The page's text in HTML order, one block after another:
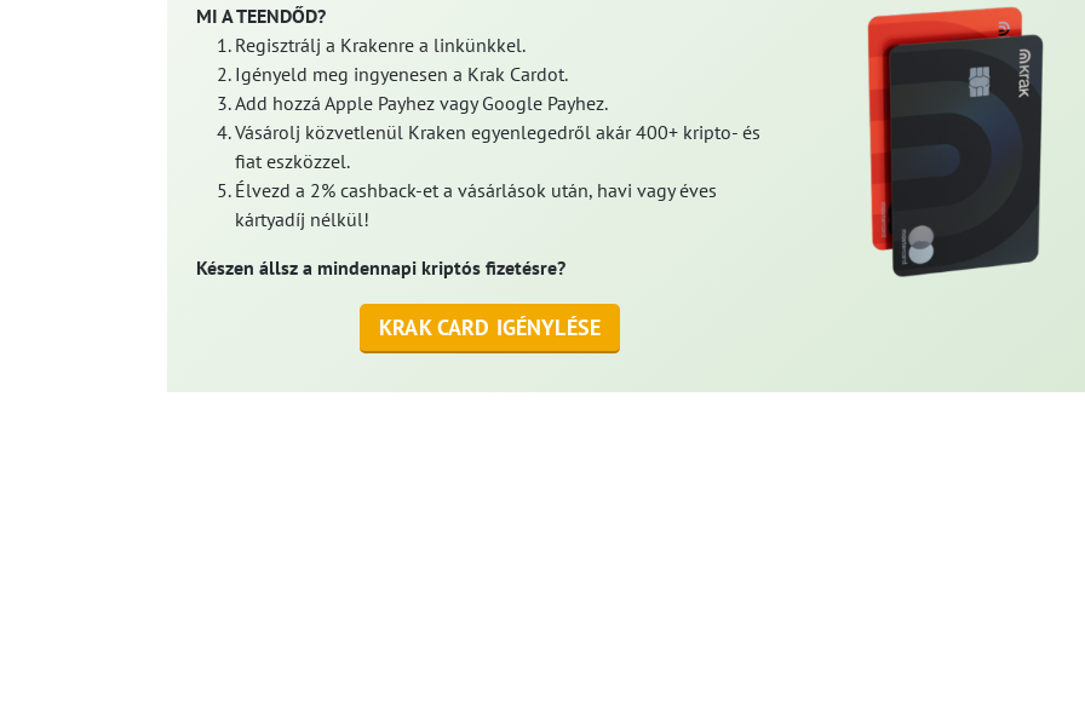
MI A TEENDŐD?
Regisztrálj a Krakenre a linkünkkel.
Igényeld meg ingyenesen a Krak Cardot.
Add hozzá Apple Payhez vagy Google Payhez.
Vásárolj közvetlenül Kraken egyenlegedről akár 400+ kripto- és
fiat eszközzel.
Élvezd a 2% cashback-et a vásárlások után, havi vagy éves
kártyadíj nélkül!
Készen állsz a mindennapi kriptós fizetésre?
KRAK CARD IGÉNYLÉSE